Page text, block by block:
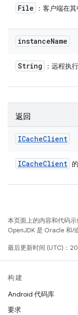
File ：客户端在
instanceName
String ：远程执
返回
ICacheClient
ICacheClient
本页面上的内容和代码示
OpenJDK 是 Oracle 和/
最后更新时间 (UTC)：
构建
Android 代码库
要求